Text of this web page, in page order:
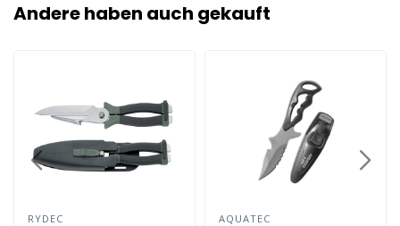
Andere haben auch gekauft
RYDEC AQUATEC